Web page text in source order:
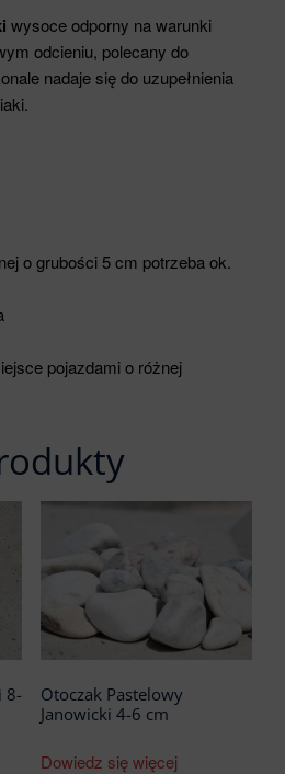
wysoce odporny na warunki
odcieniu, polecany do
nadaje się do uzupełnienia
o grubości 5 cm potrzeba ok.
pojazdami o różnej
8-
Otoczak Pastelowy
Janowicki 4-6 cm
Dowiedz się więcej